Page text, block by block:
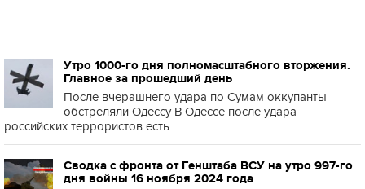
Утро 1000-го дня полномасштабного вторжения.
Главное за прошедший день
После вчерашнего удара по Сумам оккупанты
обстреляли Одессу В Одессе после удара
российских террористов есть ...
Сводка с фронта от Генштаба ВСУ на утро 997-го
дня войны 16 ноября 2024 года